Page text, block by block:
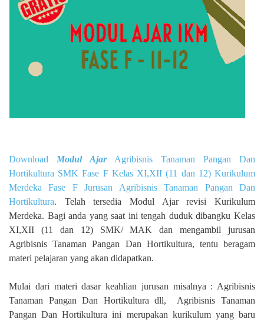
Download Modul AjarAgribisnis Tanaman Pangan Dan
Hortikultura SMK Fase F Kelas XI,XII (11 dan 12) Kurikulum
Merdeka Fase F Jurusan Agribisnis Tanaman Pangan Dan
Hortikultura. Telah tersedia Modul Ajar revisi Kurikulum
Merdeka. Bagi anda yang saat ini tengah duduk dibangku Kelas
XI,XII (11 dan 12) SMK/ MAK dan mengambil jurusan
Agribisnis Tanaman Pangan Dan Hortikultura, tentu beragam
materi pelajaran yang akan didapatkan.
Mulai dari materi dasar keahlian jurusan misalnya : Agribisnis
Tanaman Pangan Dan Hortikultura dll,
Agribisnis Tanaman
Pangan Dan Hortikultura ini merupakan kurikulum yang baru